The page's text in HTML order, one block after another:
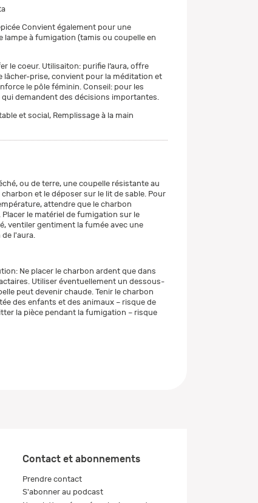
Convient également pour une
lampe à fumigation (tamis ou coupelle en
le coeur. Utilisaiton: purifie l’aura, offre
lâcher-prise, convient pour la méditation et
le pôle féminin. Conseil: pour les
demandent des décisions importantes.
et social, Remplissage à la main
ou de terre, une coupelle résistante au
et le déposer sur le lit de sable. Pour
attendre que le charbon
le matériel de fumigation sur le
ventiler gentiment la fumée avec une
l'aura.
Ne placer le charbon ardent que dans
Utiliser éventuellement un dessous-
peut devenir chaude. Tenir le charbon
des enfants et des animaux – risque de
la pièce pendant la fumigation – risque
Contact et abonnements
Prendre contact
S'abonner au podcast